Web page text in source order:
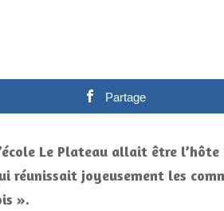
Partage
Le Plateau allait être l’hôte
réunissait joyeusement les
».